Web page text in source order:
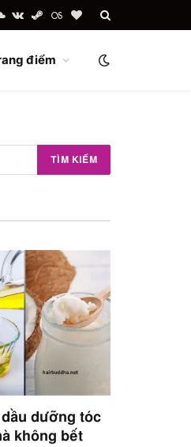
VKontakte
SteamLast.fmBlogLovin
điểm
dưỡng tóc
không bết